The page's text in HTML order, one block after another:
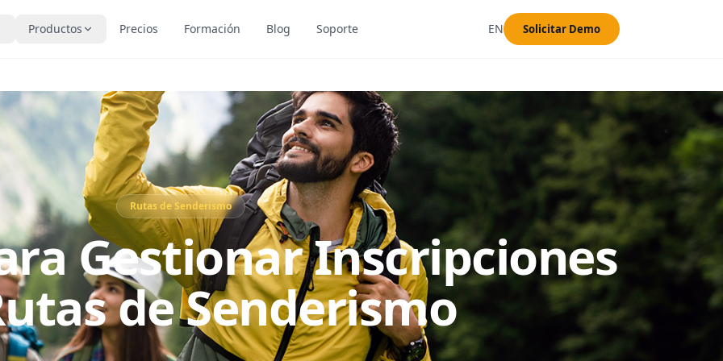
Productos Precios Formación Blog Soporte EN Solicitar Demo
Rutas de Senderismo
Gestionar Inscripciones
de Senderismo